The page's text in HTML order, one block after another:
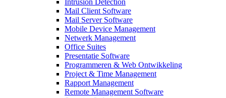
Mail Client Software
Mail Server Software
Mobile Device Management
Netwerk Management
Office Suites
Presentatie Software
Programmeren & Web Ontwikkeling
Project & Time Management
Rapport Management
Remote Management Software